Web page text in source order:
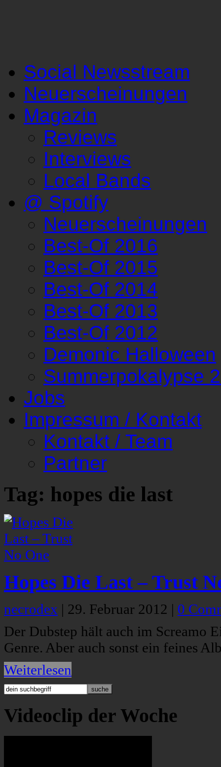
Social Newsstream
Neuerscheinungen
Magazin
Reviews
Interviews
Local Bands
@ Spotify
Neuerscheinungen
Best-Of 2016
Best-Of 2015
Best-Of 2014
Best-Of 2013
Best-Of 2012
Demonic Halloween
Summerpokalypse
Jobs
Impressum / Kontakt
Kontakt / Team
Partner
Tag: hopes die last
Hopes Die Last – Trust
necrodex | 29. Februar 2012 | 0
Der Dubstep hält auch im Screamo
Genre. Aber auch sonst ein feines
Weiterlesen
Videoclip der Woche